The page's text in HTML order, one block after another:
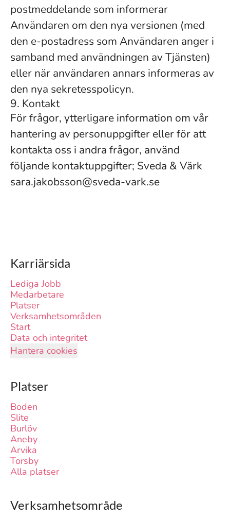
postmeddelande som informerar
Användaren om den nya versionen (med
den e-postadress som Användaren anger i
samband med användningen av Tjänsten)
eller när användaren annars informeras av
den nya sekretesspolicyn.
9. Kontakt
För frågor, ytterligare information om vår
hantering av personuppgifter eller för att
kontakta oss i andra frågor, använd
följande kontaktuppgifter; Sveda & Värk
sara.jakobsson@sveda-vark.se
Karriärsida
Lediga Jobb
Medarbetare
Platser
Verksamhetsområden
Start
Data och integritet
Hantera cookies
Platser
Boden
Slite
Burlöv
Aneby
Arvika
Torsby
Alla platser
Verksamhetsområde